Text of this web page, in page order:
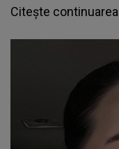
Citește continuarea